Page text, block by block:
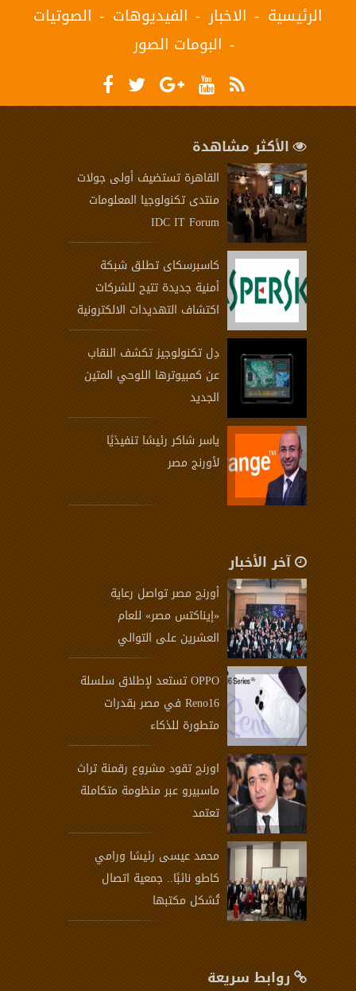
الرئيسية الاخبار الفيديوهات
الصوتيات
البومات الصور
الأكثر مشاهدة
القاهرة تستضيف أولى جولات
منتدى تكنولوجيا المعلومات
IDC IT Forum
كاسبرسكاى تطلق شبكة
أمنية جديدة تتيح للشركات
اكتشاف التهديدات الالكترونية
دِل تكنولوجيز تكشف النقاب
عن كمبيوترها اللوحي المتين
الجديد
ياسر شاكر رئيسًا تنفيذيًا
لأورنج مصر
آخر الأخبار
أورنچ مصر تواصل رعاية
«إيناكتس مصر» للعام
العشرين على التوالي
OPPO تستعد لإطلاق سلسلة
Reno16 في مصر بقدرات
متطورة للذكاء
اورنچ تقود مشروع رقمنة تراث
ماسبيرو عبر منظومة متكاملة
تعتمد
محمد عيسى رئيسًا ورامي
كاطو نائبًا.. جمعية اتصال
تُشكل مكتبها
روابط سريعة